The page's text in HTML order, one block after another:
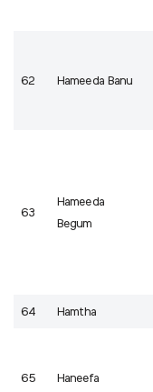
62 Hameeda Banu
63
Hameeda
Begum
64 Hamtha
65 Haneefa